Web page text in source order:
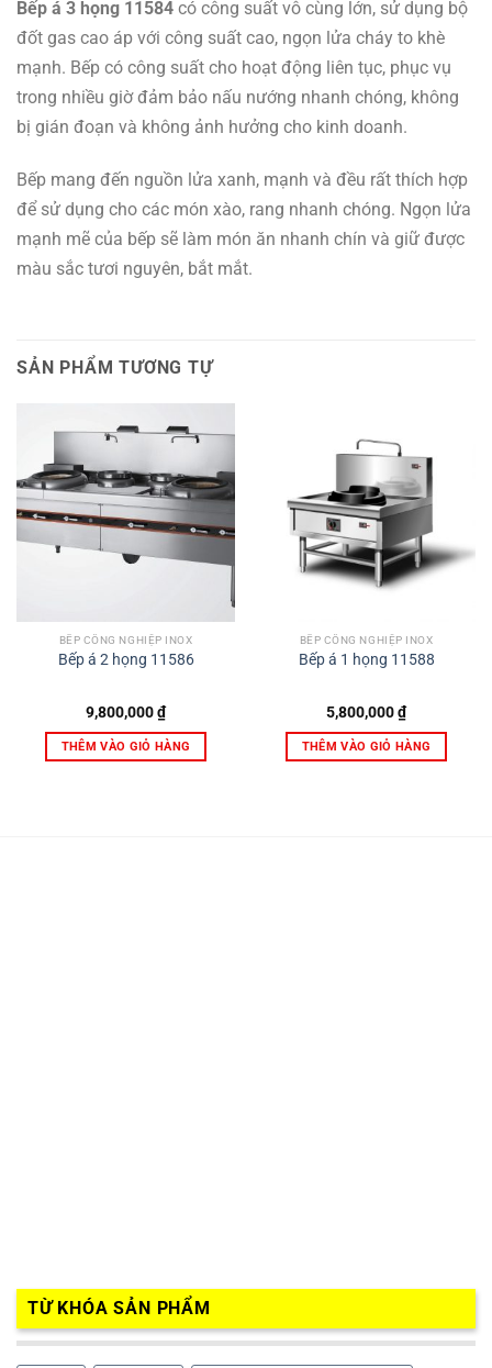
Bếp á 3 họng 11584 có công suất vô cùng lớn, sử dụng bộ
đốt gas cao áp với công suất cao, ngọn lửa cháy to khè
mạnh. Bếp có công suất cho hoạt động liên tục, phục vụ
trong nhiều giờ đảm bảo nấu nướng nhanh chóng, không
bị gián đoạn và không ảnh hưởng cho kinh doanh.
Bếp mang đến nguồn lửa xanh, mạnh và đều rất thích hợp
để sử dụng cho các món xào, rang nhanh chóng. Ngọn lửa
mạnh mẽ của bếp sẽ làm món ăn nhanh chín và giữ được
màu sắc tươi nguyên, bắt mắt.
SẢN PHẨM TƯƠNG TỰ
BẾP CÔNG NGHIỆP INOX
Bếp á 2 họng 11586
9,800,000₫
THÊM VÀO GIỎ HÀNG
BẾP CÔNG NGHIỆP INOX
Bếp á 1 họng 11588
5,800,000₫
THÊM VÀO GIỎ HÀNG
TỪ KHÓA SẢN PHẨM